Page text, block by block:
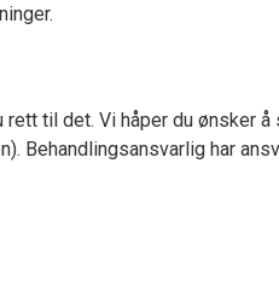
til det. Vi håper du ønsker
Behandlingsansvarlig har